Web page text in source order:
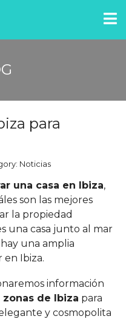
para
Noticias
una casa en Ibiza,
son las mejores
la propiedad
una casa junto al mar
una amplia
en Ibiza.
información
de Ibiza para
y cosmopolita